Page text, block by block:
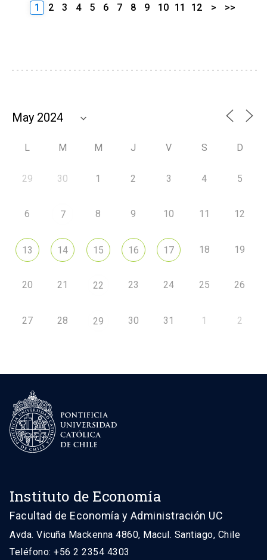
1 2 3 4 5 6 7 8 9 10 11 12 > >>
L M M J V S D
29 30 1 2 3 4 5
6 7 8 9 10 11 12
13 14 15 16 17 18 19
20 21 22 23 24 25 26
27 28 29 30 31 1 2
Instituto de Economía
Facultad de Economía y Administración UC
Avda. Vicuña Mackenna 4860, Macul. Santiago, Chile
Teléfono: +56 2 2354 4303